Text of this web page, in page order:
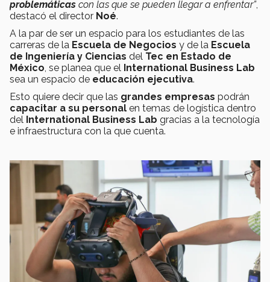
problemáticas con las que se pueden llegar a enfrentar”,
destacó el director Noé.
A la par de ser un espacio para los estudiantes de las
carreras de la Escuela de Negocios y de la Escuela
de Ingeniería y Ciencias del Tec en Estado de
México, se planea que el International Business Lab
sea un espacio de educación ejecutiva.
Esto quiere decir que las grandes empresas podrán
capacitar a su personal en temas de logística dentro
del International Business Lab gracias a la tecnología
e infraestructura con la que cuenta.